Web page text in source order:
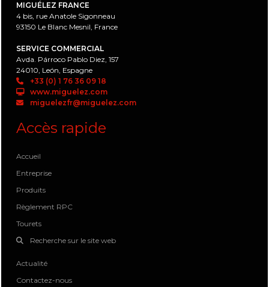
MIGUÉLEZ FRANCE
4 bis, rue Anatole Sigonneau
93150 Le Blanc Mesnil, France
SERVICE COMMERCIAL
Avda. Párroco Pablo Diez, 157
24010, León, Espagne
+33 (0) 1 76 36 09 18
www.miguelez.com
miguelezfr@miguelez.com
Accès rapide
Accueil
Entreprise
Produits
Règlement RPC
Tourets
Recherche sur le site web
Actualité
Contactez-nous